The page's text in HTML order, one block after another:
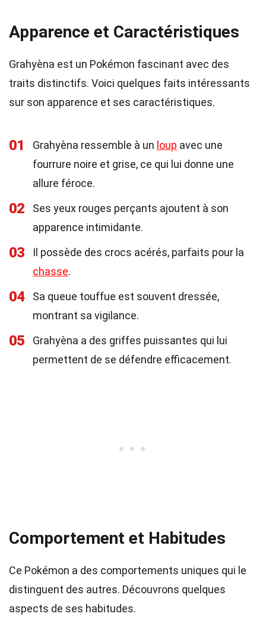
Apparence et Caractéristiques
Grahyèna est un Pokémon fascinant avec des
traits distinctifs. Voici quelques faits intéressants
sur son apparence et ses caractéristiques.
01 Grahyèna ressemble à un loup avec une
fourrure noire et grise, ce qui lui donne une
allure féroce.
02
Ses yeux rouges perçants ajoutent à son
apparence intimidante.
03
Il possède des crocs acérés, parfaits pour la
chasse.
04
Sa queue touffue est souvent dressée,
montrant sa vigilance.
05
Grahyèna a des griffes puissantes qui lui
permettent de se défendre efficacement.
Comportement et Habitudes
Ce Pokémon a des comportements uniques qui le
distinguent des autres. Découvrons quelques
aspects de ses habitudes.